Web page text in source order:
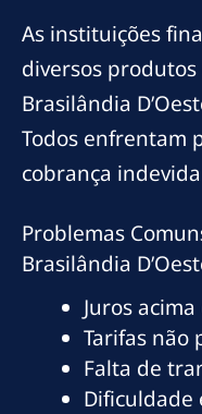
As instituições
diversos produtos
Brasilândia
Todos enfrentam
cobrança
Problemas
Brasilândia
Juros
Tarifas não
Falta de
Dificuldade